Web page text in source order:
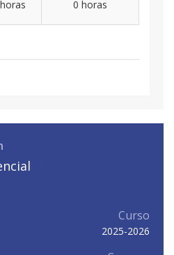
0 horas
Curso
2025-2026